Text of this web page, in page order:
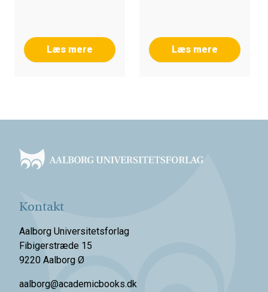
Læs mere Læs mere
Kontakt
Aalborg Universitetsforlag
Fibigerstræde 15
9220 Aalborg Ø
aalborg@academicbooks.dk